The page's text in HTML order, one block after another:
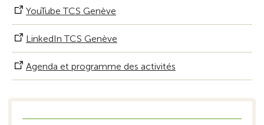
YouTube TCS Genève
LinkedIn TCS Genève
Agenda et programme des activités